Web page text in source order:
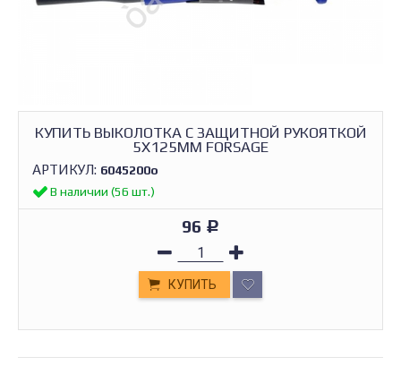
КУПИТЬ ВЫКОЛОТКА C ЗАЩИТНОЙ РУКОЯТКОЙ
5Х125ММ FORSAGE
АРТИКУЛ: 6045200о
В наличии (56 шт.)
96 Р
КУПИТЬ